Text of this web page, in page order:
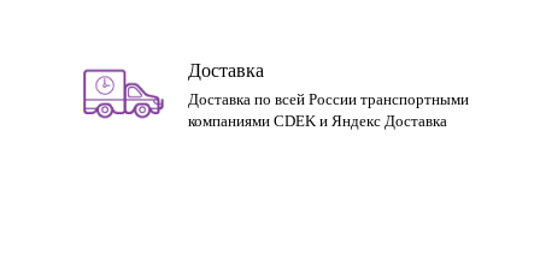
Доставка
Доставка по всей России транспортными
компаниями CDEK и Яндекс Доставка